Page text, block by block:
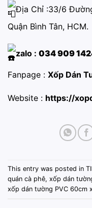
Địa Chỉ :33/6
Quận Bình Tân, HCM.
zalo : 034 909
Fanpage : Xốp Dán
Website : https://
This entry was posted in
quán cà phê, xốp dán
xốp dán tường PVC 60cm